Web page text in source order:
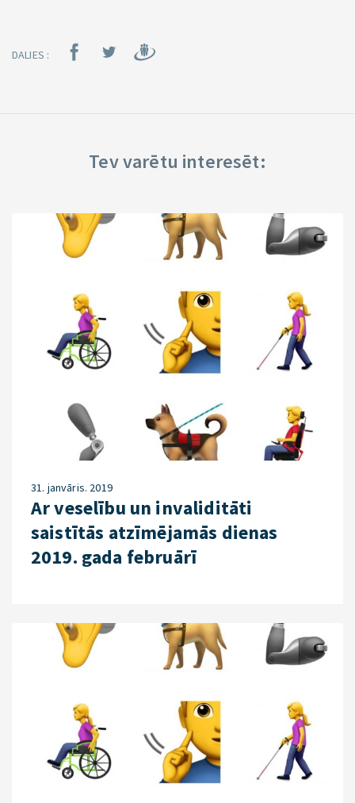
DALIES :
Tev varētu interesēt:
31. janvāris. 2019
Ar veselību un invaliditāti
saistītās atzīmējamās dienas
2019. gada februārī